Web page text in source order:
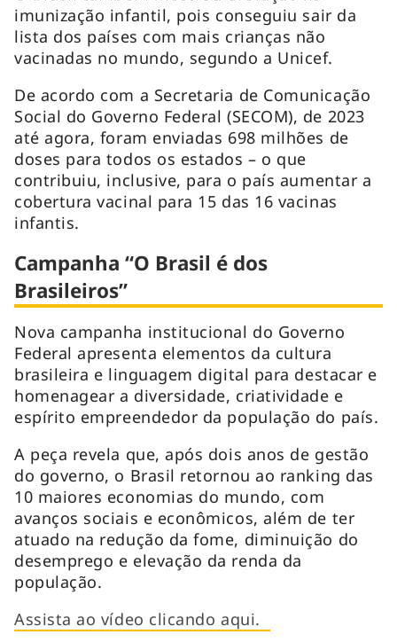
imunização infantil, pois conseguiu sair da
lista dos países com mais crianças não
vacinadas no mundo, segundo a Unicef.
De acordo com a Secretaria de Comunicação
Social do Governo Federal (SECOM), de 2023
até agora, foram enviadas 698 milhões de
doses para todos os estados – o que
contribuiu, inclusive, para o país aumentar a
cobertura vacinal para 15 das 16 vacinas
infantis.
Campanha “O Brasil é dos
Brasileiros”
Nova campanha institucional do Governo
Federal apresenta elementos da cultura
brasileira e linguagem digital para destacar e
homenagear a diversidade, criatividade e
espírito empreendedor da população do país.
A peça revela que, após dois anos de gestão
do governo, o Brasil retornou ao ranking das
10 maiores economias do mundo, com
avanços sociais e econômicos, além de ter
atuado na redução da fome, diminuição do
desemprego e elevação da renda da
população.
Assista ao vídeo clicando aqui.